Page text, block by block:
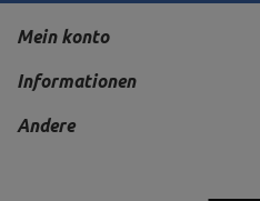
Mein konto
Informationen
Andere